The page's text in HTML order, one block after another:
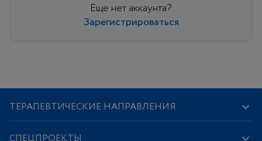
Еще нет аккаунта?
Зарегистрироваться
ТЕРАПЕВТИЧЕСКИЕ НАПРАВЛЕНИЯ
СПЕЦПРОЕКТЫ